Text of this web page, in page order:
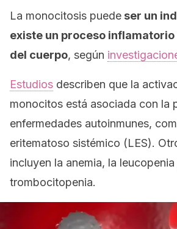
La monocitosis puede ser un
existe un proceso
del cuerpo, según
Estudios describen que la
monocitos está asociada con la
enfermedades autoinmunes,
eritematoso sistémico (LES).
incluyen la anemia, la leucopenia
trombocitopenia.